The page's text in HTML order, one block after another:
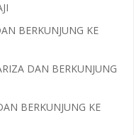
BERKUNJUNG KE
DAN BERKUNJUNG
BERKUNJUNG KE